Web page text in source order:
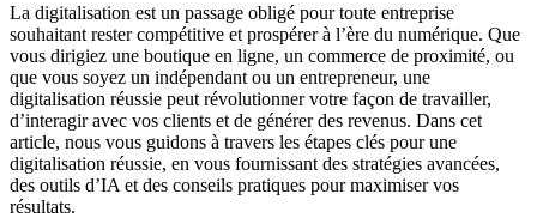
La digitalisation est un passage obligé pour toute entreprise
souhaitant rester compétitive et prospérer à l’ère du numérique. Que
vous dirigiez une boutique en ligne, un commerce de proximité, ou
que vous soyez un indépendant ou un entrepreneur, une
digitalisation réussie peut révolutionner votre façon de travailler,
d’interagir avec vos clients et de générer des revenus. Dans cet
article, nous vous guidons à travers les étapes clés pour une
digitalisation réussie, en vous fournissant des stratégies avancées,
des outils d’IA et des conseils pratiques pour maximiser vos
résultats.